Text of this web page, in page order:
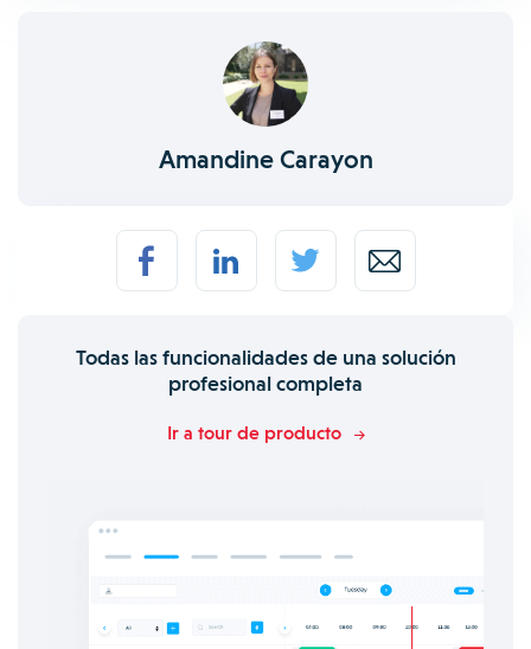
Amandine Carayon
Todas las funcionalidades de una solución
profesional completa
Ir a tour de producto